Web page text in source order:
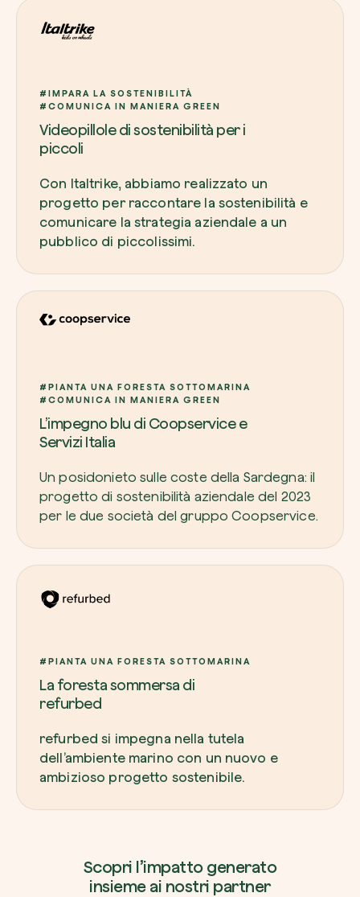
#IMPARA LA SOSTENIBILITÀ
#COMUNICA IN MANIERA GREEN
Videopillole di sostenibilità per i
piccoli
Con Italtrike, abbiamo realizzato un
progetto per raccontare la sostenibilità e
comunicare la strategia aziendale a un
pubblico di piccolissimi.
#PIANTA UNA FORESTA SOTTOMARINA
#COMUNICA IN MANIERA GREEN
L’impegno blu di Coopservice e
Servizi Italia
Un posidonieto sulle coste della Sardegna: il
progetto di sostenibilità aziendale del 2023
per le due società del gruppo Coopservice.
#PIANTA UNA FORESTA SOTTOMARINA
La foresta sommersa di
refurbed
refurbed si impegna nella tutela
dell’ambiente marino con un nuovo e
ambizioso progetto sostenibile.
Scopri l’impatto generato
insieme ai nostri partner